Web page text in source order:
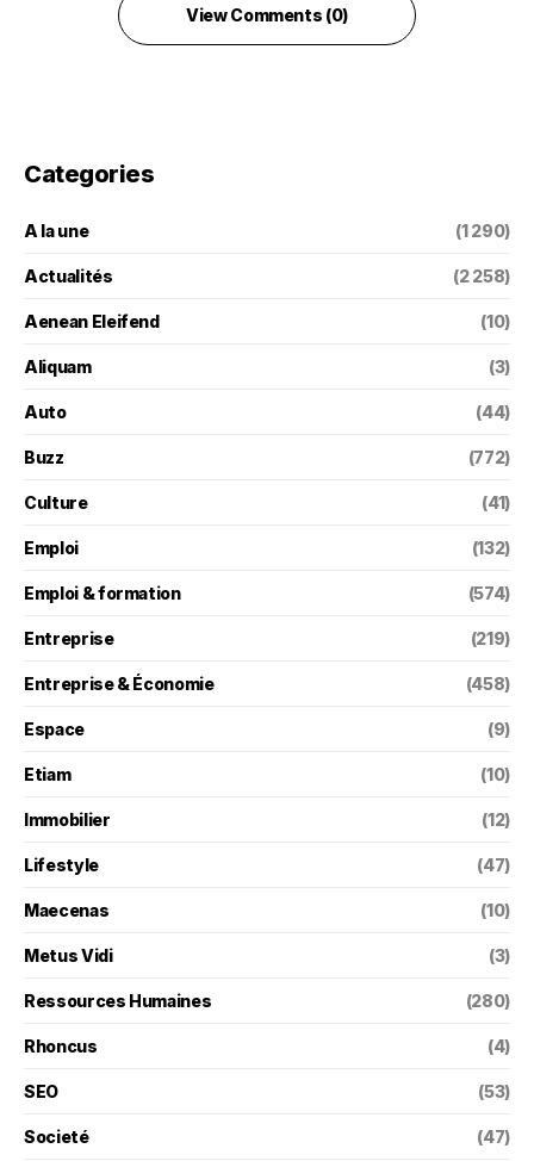
View Comments (0)
Categories
A la une (1 290)
Actualités (2 258)
Aenean Eleifend (10)
Aliquam (3)
Auto (44)
Buzz (772)
Culture (41)
Emploi (132)
Emploi & formation (574)
Entreprise (219)
Entreprise & Économie (458)
Espace (9)
Etiam (10)
Immobilier (12)
Lifestyle (47)
Maecenas (10)
Metus Vidi (3)
Ressources Humaines (280)
Rhoncus (4)
SEO (53)
Societé (47)